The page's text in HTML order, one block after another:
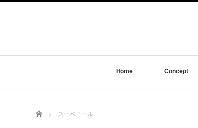
Home Concept
Home スーベニール